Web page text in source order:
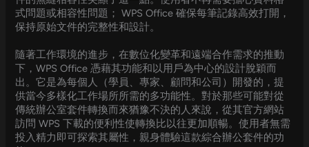
式問題或相容性問題； WPS Office 確保每筆記錄高效打開，
保持原始文件的完整性和設計。
隨著工作環境的進步，在數位化變革和遠端合作需求的推動
下，WPS Office 憑藉其功能和以用戶為中心的設計脫穎而
出。它是為每個人（學員、專家、顧問和公司）開發的，提
供當今多樣化工作場所所需的多功能性。對於那些可能對從
傳統辦公室套件轉換而來猶豫不決的人來說，從其官方網站
訪問 WPS 下載的便利性使轉換比以往更加順暢。使用者無需
投入精力即可探索其屬性，親身體驗這款綜合辦公套件的功